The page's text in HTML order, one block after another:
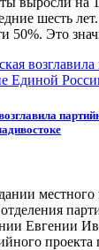
шесть
50%. Это
местного
Евгении
проекта